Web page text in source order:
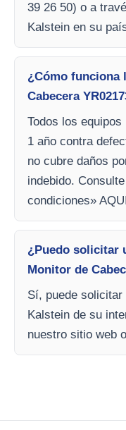
39 26 50) o a
Kalstein en su
¿Cómo funciona
Cabecera
Todos los
1 año contra
no cubre daños
indebido.
condiciones»
¿Puedo solicitar
Monitor de
Sí, puede solicitar
Kalstein de su
nuestro sitio web